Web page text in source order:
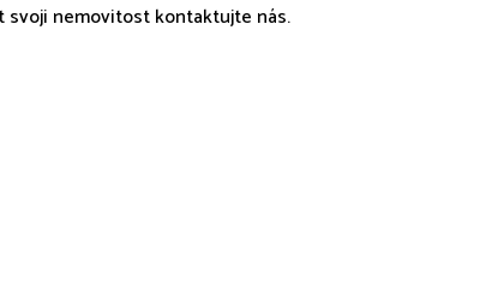
svoji nemovitost kontaktujte nás.